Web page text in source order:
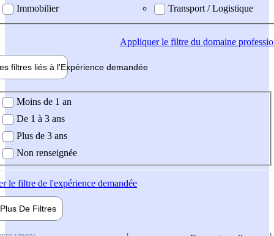
Immobilier
Transport / Logistique
Appliquerle filtre du domaine
filtres liés à l'Expérience demandée
demandée
Moins de 1 an
De 1 à 3 ans
Plus de 3 ans
Non renseignée
le filtre de l'expérience demandée
Plus De Filtres